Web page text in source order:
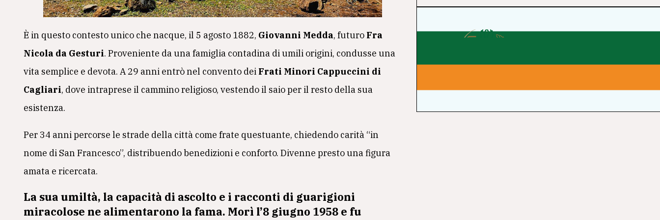
È in questo contesto unico che nacque, il 5 agosto 1882, Giovanni Medda, futuro Fra
Nicola da Gesturi. Proveniente da una famiglia contadina di umili origini, condusse una
vita semplice e devota. A 29 anni entrò nel convento dei Frati Minori Cappuccini di
Cagliari, dove intraprese il cammino religioso, vestendo il saio per il resto della sua
esistenza.
Per 34 anni percorse le strade della città come frate questuante, chiedendo carità “in
nome di San Francesco”, distribuendo benedizioni e conforto. Divenne presto una figura
amata e ricercata.
La sua umiltà, la capacità di ascolto e i racconti di guarigioni
miracolose ne alimentarono la fama. Morì l’8 giugno 1958 e fu